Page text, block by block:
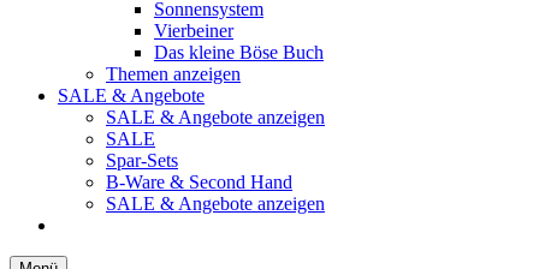
Sonnensystem
Vierbeiner
Das kleine Böse Buch
Themen anzeigen
SALE & Angebote
SALE & Angebote anzeigen
SALE
Spar-Sets
B-Ware & Second Hand
SALE & Angebote anzeigen